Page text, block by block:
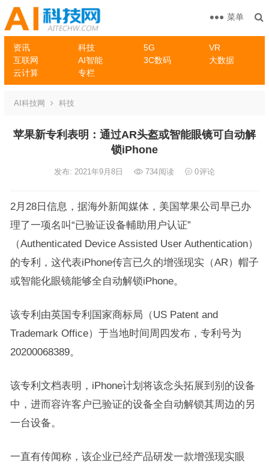
资讯 科技 5G
VR
互联网
AI智能 3C数码
大数据
云计算
专栏
菜单
AI科技网 科技
苹果新专利表明：通过AR头盔或智能眼镜可自动解
锁iPhone
发布: 2021年9月8日 734阅读 0评论
2月28日信息，据海外新闻媒体，美国苹果公司早已办
理了一项名叫“已验证设备輔助用户认证”
（Authenticated Device Assisted User Authentication）
的专利，这代表iPhone传言已久的增强现实（AR）帽子
或智能化眼镜能够全自动解锁iPhone。
该专利由英国专利国家商标局（US Patent and
Trademark Office）于当地时间周四发布，专利号为
20200068389。
该专利文档表明，iPhone计划将该念头拓展到别的设备
中，进而容许客户已验证的设备全自动解锁其周边的另
一台设备。
一直有传闻称，该企业已经产品研发一款增强现实眼